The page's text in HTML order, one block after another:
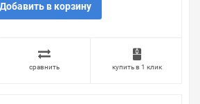
Добавить в корзину
сравнить купить в 1 клик